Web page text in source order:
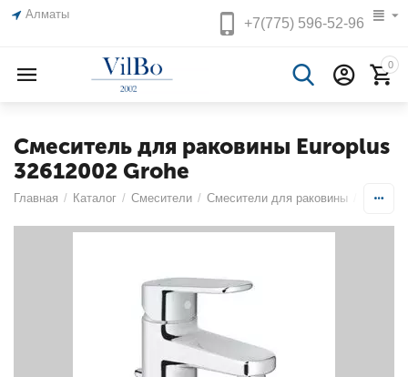
Алматы
+7(775)596-52-96
0
Смеситель для раковины Europlus
32612002 Grohe
Главная / Каталог / Смесители / Смесители для раковины